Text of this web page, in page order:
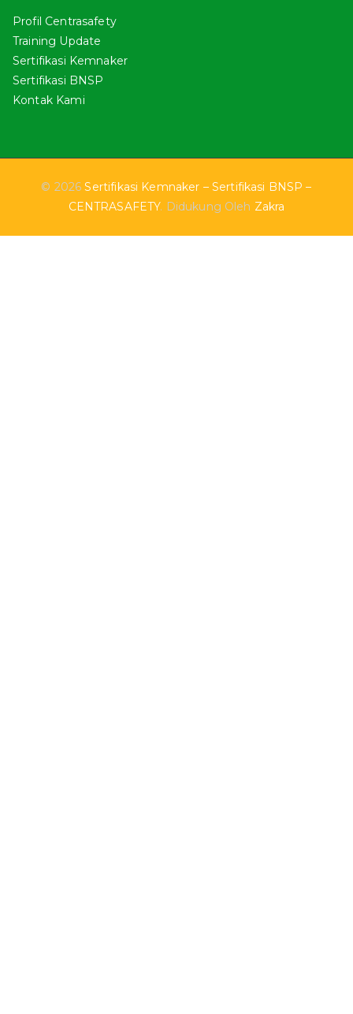
Profil Centrasafety
Training Update
Sertifikasi Kemnaker
Sertifikasi BNSP
Kontak Kami
© 2026Sertifikasi Kemnaker – Sertifikasi BNSP –
CENTRASAFETY. Didukung Oleh Zakra